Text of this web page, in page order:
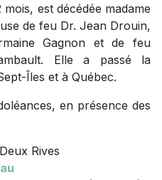
mois, est décédée madame
de feu Dr. Jean Drouin,
Gagnon et de feu
Elle a passé la
Îles et à Québec.
en présence des
Rives